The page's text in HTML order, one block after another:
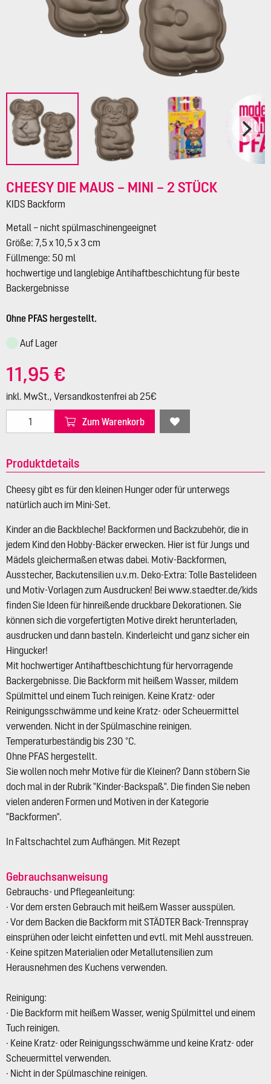
CHEESY DIE MAUS – MINI – 2 STÜCK
KIDS Backform
Metall – nicht spülmaschinengeeignet
Größe: 7,5 x 10,5 x 3 cm
Füllmenge: 50 ml
hochwertige und langlebige Antihaftbeschichtung für beste
Backergebnisse
Ohne PFAS hergestellt.
Auf Lager
11,95 €
inkl. MwSt., Versandkostenfrei ab 25€
Zum Warenkorb
Produktdetails
Cheesy gibt es für den kleinen Hunger oder für unterwegs
natürlich auch im Mini-Set.
Kinder an die Backbleche! Backformen und Backzubehör, die in
jedem Kind den Hobby-Bäcker erwecken. Hier ist für Jungs und
Mädels gleichermaßen etwas dabei. Motiv-Backformen,
Ausstecher, Backutensilien u.v.m. Deko-Extra: Tolle Bastelideen
und Motiv-Vorlagen zum Ausdrucken! Bei www.staedter.de/kids
finden Sie Ideen für hinreißende druckbare Dekorationen. Sie
können sich die vorgefertigten Motive direkt herunterladen,
ausdrucken und dann basteln. Kinderleicht und ganz sicher ein
Hingucker!
Mit hochwertiger Antihaftbeschichtung für hervorragende
Backergebnisse. Die Backform mit heißem Wasser, mildem
Spülmittel und einem Tuch reinigen. Keine Kratz- oder
Reinigungsschwämme und keine Kratz- oder Scheuermittel
verwenden. Nicht in der Spülmaschine reinigen.
Temperaturbeständig bis 230 °C.
Ohne PFAS hergestellt.
Sie wollen noch mehr Motive für die Kleinen? Dann stöbern Sie
doch mal in der Rubrik "Kinder-Backspaß". Die finden Sie neben
vielen anderen Formen und Motiven in der Kategorie
"Backformen".
In Faltschachtel zum Aufhängen. Mit Rezept
Gebrauchsanweisung
Gebrauchs- und Pflegeanleitung:
· Vor dem ersten Gebrauch mit heißem Wasser ausspülen.
· Vor dem Backen die Backform mit STÄDTER Back-Trennspray
einsprühen oder leicht einfetten und evtl. mit Mehl ausstreuen.
· Keine spitzen Materialien oder Metallutensilien zum
Herausnehmen des Kuchens verwenden.
Reinigung:
· Die Backform mit heißem Wasser, wenig Spülmittel und einem
Tuch reinigen.
· Keine Kratz- oder Reinigungsschwämme und keine Kratz- oder
Scheuermittel verwenden.
· Nicht in der Spülmaschine reinigen.